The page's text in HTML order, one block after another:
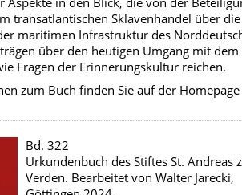
transatlantischen Sklavenhandel über die
maritimen Infrastruktur des
über den heutigen Umgang mit dem
Fragen der Erinnerungskultur reichen.
zum Buch finden Sie auf der Homepage
Bd. 322
Urkundenbuch des Stiftes St. Andreas
Verden. Bearbeitet von Walter Jarecki,